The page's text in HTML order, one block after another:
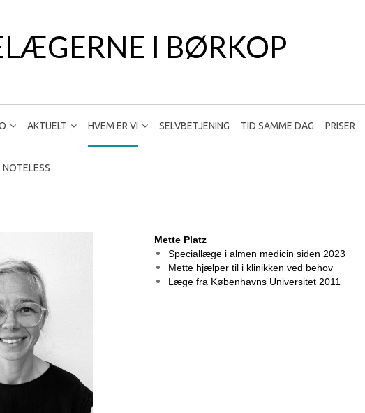
I BØRKOP
AKTUELT HVEM ER VI SELVBETJENING TID SAMME DAG PRISER
NOTELESS
Mette Platz
Speciallæge i almen medicin siden 2023
Mette hjælper til i klinikken ved behov
Læge fra Københavns Universitet 2011